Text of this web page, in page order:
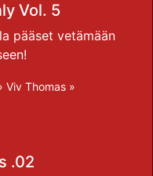
Vol. 5
pääset vetämään
Viv Thomas »
.02